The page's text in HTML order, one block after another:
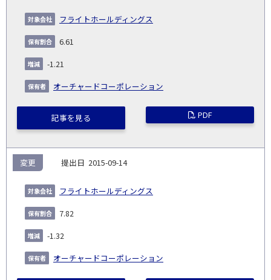
フライトホールディングス
6.61
-1.21
オーチャードコーポレーション
記事を見る PDF
2015-09-14
フライトホールディングス
変更
7.82
-1.32
オーチャードコーポレーション